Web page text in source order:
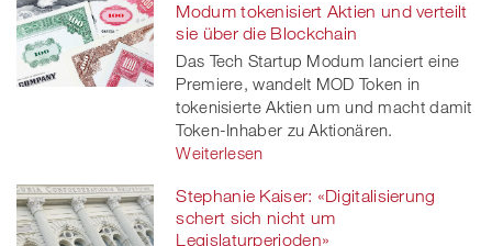
Modum tokenisiert Aktien und verteilt
sie über die Blockchain
Das Tech Startup Modum lanciert eine
Premiere, wandelt MOD Token in
tokenisierte Aktien um und macht damit
Token-Inhaber zu Aktionären.
Weiterlesen
Stephanie Kaiser: «Digitalisierung
schert sich nicht um
Legislaturperioden»